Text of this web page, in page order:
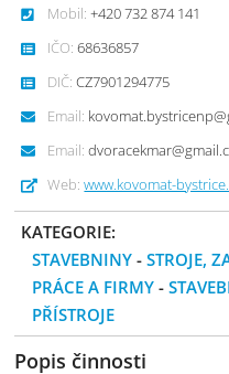
Mobil: +420 732 874 141
IČO: 68636857
DIČ: CZ7901294775
Email:
Email:
Web: www.kovomat-
KATEGORIE:
STAVEBNINY -STROJE,
PRÁCE A FIRMY -
PŘÍSTROJE
Popis činnosti